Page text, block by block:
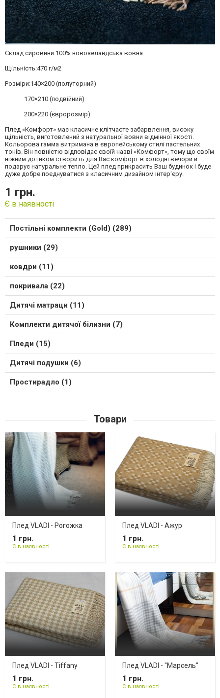
Склад сировини:100% новозеландська вовна
Щільність:470 г/м2
Розміри:140×200 (полуторний)
170×210 (подвійний)
200×220 (євророзмір)
Плед «Комфорт» має класичне клітчасте забарвлення, високу
щільність, виготовлений з натуральної вовни відмінної якості.
Кольорова гамма витримана в європейському стилі пастельних
тонів. Він повністю відповідає своїй назві «Комфорт», тому що своїм
ніжним дотиком створить для Вас комфорт в холодні вечори й
подарує натуральне тепло. Цей плед прикрасить Ваш будинок і буде
дуже добре поєднуватися з класичним дизайном інтер'єру.
1 грн.
Є в наявності
Постільні комплекти (Gold) (289)
рушники (29)
ковдри (11)
покривала (22)
Дитячі матраци (11)
Комплекти дитячої білизни (7)
Пледи (15)
Дитячі подушки (6)
Простирадло (1)
Товари
Плед VLADI - Рогожка
1 грн.
Є в наявності
Плед VLADI - Ажур
1 грн.
Є в наявності
Плед VLADI - Tiffany
1 грн.
Є в наявності
Плед VLADI - "Марсель"
1 грн.
Є в наявності